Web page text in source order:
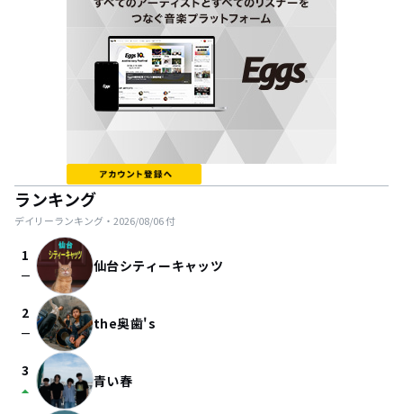
ランキング
デイリーランキング・ 2026/08/06付
1
check_indeterminate_small 仙台シティーキャッツ
2
check_indeterminate_small the奥歯's
3
arrow_drop_up 青い春